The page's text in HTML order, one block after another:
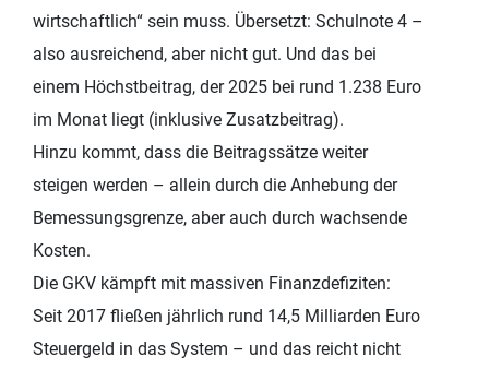
wirtschaftlich“ sein muss. Übersetzt: Schulnote 4 –
also ausreichend, aber nicht gut. Und das bei
einem Höchstbeitrag, der 2025 bei rund 1.238 Euro
im Monat liegt (inklusive Zusatzbeitrag).
Hinzu kommt, dass die Beitragssätze weiter
steigen werden – allein durch die Anhebung der
Bemessungsgrenze, aber auch durch wachsende
Kosten.
Die GKV kämpft mit massiven Finanzdefiziten:
Seit 2017 fließen jährlich rund 14,5 Milliarden Euro
Steuergeld in das System – und das reicht nicht